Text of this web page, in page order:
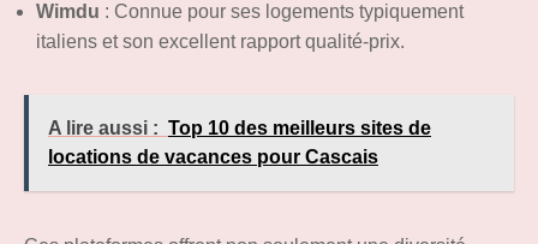
Wimdu : Connue pour ses logements typiquement
italiens et son excellent rapport qualité-prix.
A lire aussi : Top 10 des meilleurs sites de
locations de vacances pour Cascais